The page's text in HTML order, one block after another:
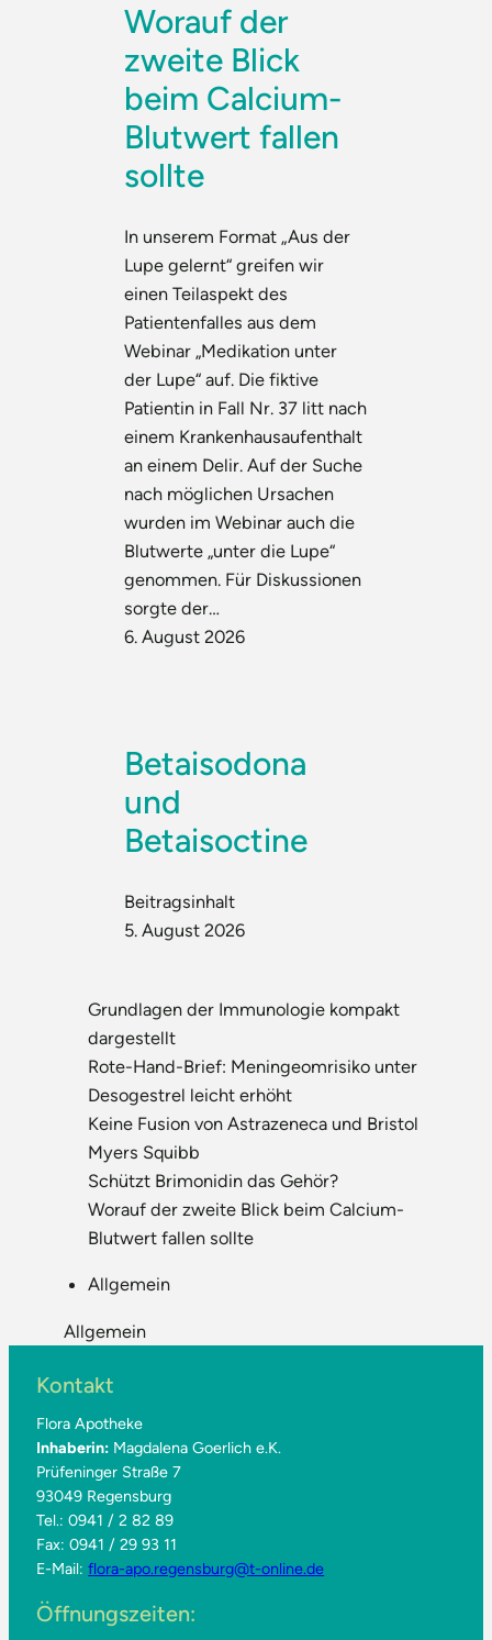
Worauf der
zweite Blick
beim Calcium-
Blutwert fallen
sollte
In unserem Format „Aus der
Lupe gelernt“ greifen wir
einen Teilaspekt des
Patientenfalles aus dem
Webinar „Medikation unter
der Lupe“ auf. Die fiktive
Patientin in Fall Nr. 37 litt nach
einem Krankenhausaufenthalt
an einem Delir. Auf der Suche
nach möglichen Ursachen
wurden im Webinar auch die
Blutwerte „unter die Lupe“
genommen. Für Diskussionen
sorgte der…
6. August 2026
Betaisodona
und
Betaisoctine
Beitragsinhalt
5. August 2026
Grundlagen der Immunologie kompakt
dargestellt
Rote-Hand-Brief: Meningeomrisiko unter
Desogestrel leicht erhöht
Keine Fusion von Astrazeneca und Bristol
Myers Squibb
Schützt Brimonidin das Gehör?
Worauf der zweite Blick beim Calcium-
Blutwert fallen sollte
Allgemein
Allgemein
Kontakt
Flora Apotheke
Inhaberin: Magdalena Goerlich e.K.
Prüfeninger Straße 7
93049 Regensburg
Tel.: 0941 / 2 82 89
Fax: 0941 / 29 93 11
E-Mail:flora-apo.regensburg@t-online.de
Öffnungszeiten: